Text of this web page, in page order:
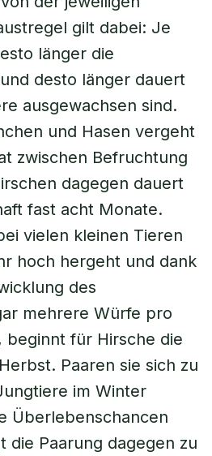
gilt dabei: Je
länger die
desto länger dauert
ausgewachsen sind.
und Hasen vergeht
zwischen Befruchtung
dagegen dauert
fast acht Monate.
vielen kleinen Tieren
hoch hergeht und dank
des
mehrere Würfe pro
beginnt für Hirsche die
Paaren sie sich zu
im Winter
Überlebenschancen
die Paarung dagegen zu